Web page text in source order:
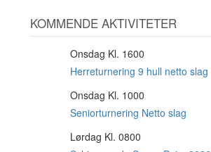
KOMMENDE AKTIVITETER
Onsdag Kl. 1600
Herreturnering 9 hull netto slag
Onsdag Kl. 1000
Seniorturnering Netto slag
Lørdag Kl. 0800